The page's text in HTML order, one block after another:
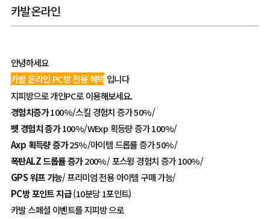
카발온라인
안녕하세요
카발 온라인 PC방 전용 혜택 입니다
지피방으로 개인PC로 이용해보세요.
경험치증가100%/스킬 경험치 증가 50%/
펫 경험치 증가100%/WExp 획등량 증가 100%/
Axp 획득량 증가25%/아이템 드롭률 증가 50%/
폭탄ALZ 드롭률 증가200%/ 포스윙 경험치 증가 100%/
GPS 워프 가능/ 프리미엄 전용 아이템 구매 가능/
PC방 포인트 지급(10분당 1포인트)
카발 스페셜 이벤트를 지피방 으로